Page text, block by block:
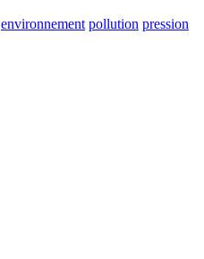
environnement pollution pression